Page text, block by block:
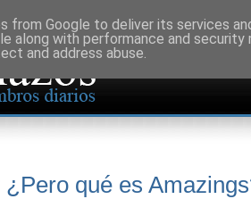
qué es
from Google to deliver its services
along with performance and
and address abuse.